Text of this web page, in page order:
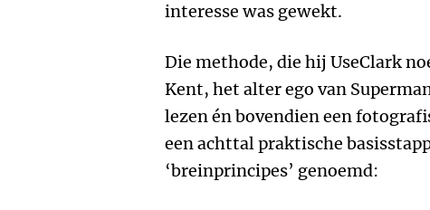
interesse was gewekt.
Die methode, die hij UseClark
Kent, het alter ego van
lezen én bovendien een
een achttal praktische
‘breinprincipes’ genoemd: